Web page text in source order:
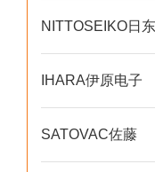
NITTOSEIKO日
IHARA伊原电子
SATOVAC佐藤